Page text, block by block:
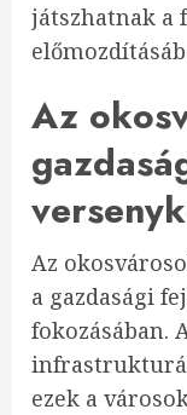
játszhatnak a
Az
Az
a gazdasági
fokozásában.
ezek a